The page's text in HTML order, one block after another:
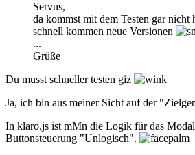
Servus,
da kommst mit dem Testen gar nicht
schnell kommen neue Versionen
...
Grüße
Du musst schneller testen giz
Ja, ich bin aus meiner Sicht auf der
In klaro.js ist mMn die Logik für das
Buttonsteuerung "Unlogisch".